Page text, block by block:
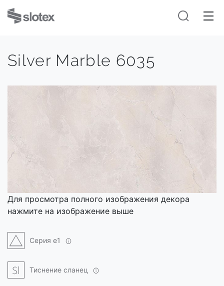
Silver Marble 6035
Для просмотра полного изображения декора
нажмите на изображение выше
Серия e1
Тиснение сланец